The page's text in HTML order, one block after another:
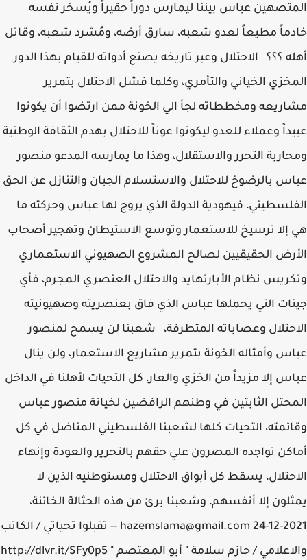
المتصهين عباس بيننا ليمارس دوراً حقيراً ويُسخر نفسه
خادماً مطيعاً لعدو شعبه، سارق أرضه، ومُشرد شعبه، وقاتل
أهله ؟؟؟ الاحتلال وعبر تاريخه يصنع أدواته للقيام بهذا الدور
المخزي الخياني والتأمري، وكلما فشل الاحتلال بتمرير
مشاريعه ومخططاته لجأ الي الخونة ممن ارتضوا أن يكونوا
عبيداً وعملاء للعدو ليكونوا عوناً للاحتلال بهدم الثقافة الوطنية
ومحاربة التحرر والاستقلال، وهذا ما يمارسه المدعو منصور
عباس بالرضوخ للاحتلال والاستسلام الجبان والتنازل عن الحق
الفلسطيني، فيهودية الدولة الذي يروج لها عباس وحركته ما
هي إلا ترسيخ للاستعمار وتوسع الاستيطان وتهجير أصحاب
الأرض الحقيقيين لصالح المشروع الصهيوني الاستعماري
وتكريس نظام الأبارتهايد والاحتلال العنصري المجرم، فأي
جينات التي يحملها عباس الذي فاق بعنصريته وصهيونيته
الاحتلال وعصاباته المتطرفة، شعبنا لن يسمح لمنصور
عباس وأمثاله الخونة بتمرير مشاريع الاستعمار، ولن ينال
عباس إلا مزيداً من الخزي والعار، كل التحيات لأهلنا في الداخل
المحتل الثابتين في وطنهم الرافضين لخيانة منصور عباس
وقائمته، التحيات كلها لشعبنا الفلسطيني المناضل في كل
أماكن تواجده المصرون علي حقهم بالتحرير والعودة وإنهاء
الاحتلال، يسقط كل أبواق الاحتلال ومستوطنيه الذين لا
يمثلون إلا أنفسهم، وشعبنا برئ من هذه الحثالة الخائنة،
hazemslama@gmail.com 24-12-2021 -- تقبلوا تحياتي / الكاتب
والاعلامي / حازم سلامة " أبو المعتصم " http://dlvr.it/SFy0p5